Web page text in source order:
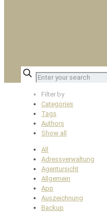
Filter by
Categories
Tags
Authors
Show all
All
Adressverwaltung
Agentursicht
Allgemein
App
Auszeichnung
Backup